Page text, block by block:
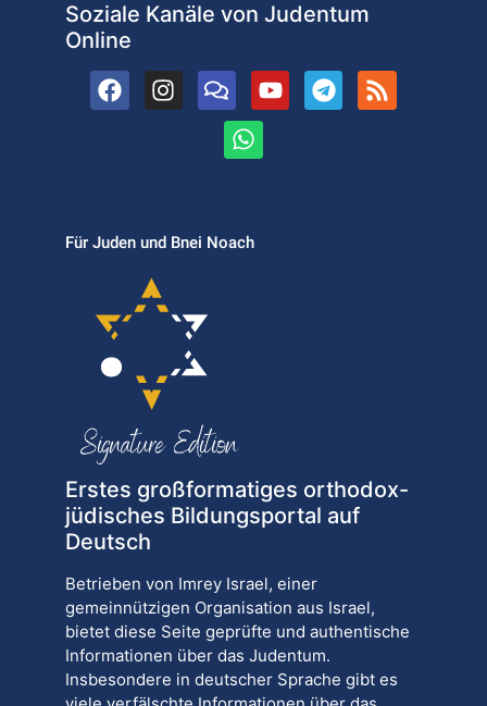
Soziale Kanäle von Judentum
Online
Für Juden und Bnei Noach
Erstes großformatiges orthodox-
jüdisches Bildungsportal auf
Deutsch
Betrieben von Imrey Israel, einer
gemeinnützigen Organisation aus Israel,
bietet diese Seite geprüfte und authentische
Informationen über das Judentum.
Insbesondere in deutscher Sprache gibt es